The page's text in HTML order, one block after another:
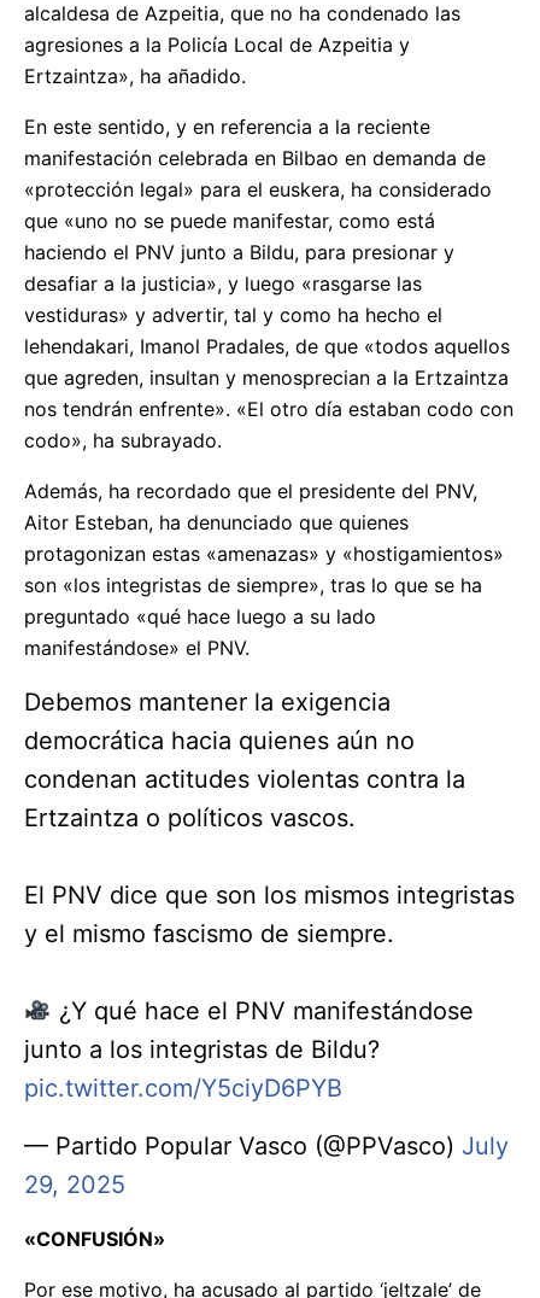
alcaldesa de Azpeitia, que no ha condenado las
agresiones a la Policía Local de Azpeitia y
Ertzaintza», ha añadido.
En este sentido, y en referencia a la reciente
manifestación celebrada en Bilbao en demanda de
«protección legal» para el euskera, ha considerado
que «uno no se puede manifestar, como está
haciendo el PNV junto a Bildu, para presionar y
desafiar a la justicia», y luego «rasgarse las
vestiduras» y advertir, tal y como ha hecho el
lehendakari, Imanol Pradales, de que «todos aquellos
que agreden, insultan y menosprecian a la Ertzaintza
nos tendrán enfrente». «El otro día estaban codo con
codo», ha subrayado.
Además, ha recordado que el presidente del PNV,
Aitor Esteban, ha denunciado que quienes
protagonizan estas «amenazas» y «hostigamientos»
son «los integristas de siempre», tras lo que se ha
preguntado «qué hace luego a su lado
manifestándose» el PNV.
Debemos mantener la exigencia
democrática hacia quienes aún no
condenan actitudes violentas contra la
Ertzaintza o políticos vascos.
El PNV dice que son los mismos integristas
y el mismo fascismo de siempre.
¿Y qué hace el PNV manifestándose
junto a los integristas de Bildu?
pic.twitter.com/Y5ciyD6PYB
— Partido Popular Vasco (@PPVasco) July
29, 2025
«CONFUSIÓN»
Por ese motivo, ha acusado al partido ‘jeltzale’ de